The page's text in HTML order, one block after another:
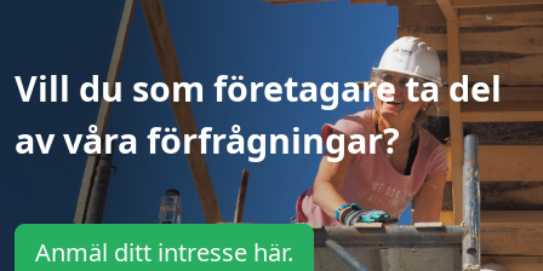
Vill du som företagare ta del
av våra förfrågningar?
Anmäl ditt intresse här.